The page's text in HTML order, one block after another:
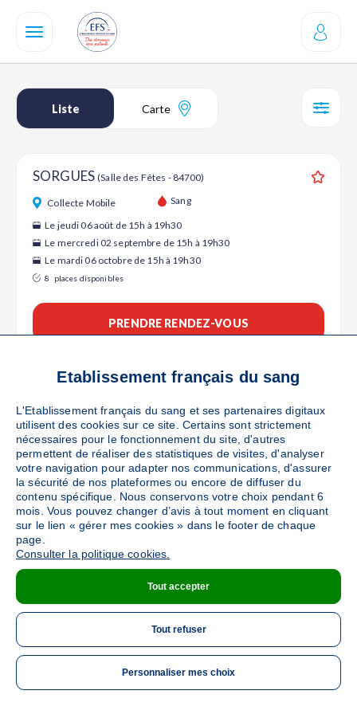
contenu
Liste Carte
ME
SORGUES(Salle des Fêtes - 84700)
Collecte Mobile Sang
Le jeudi 06 août de 15h à 19h30
Le mercredi 02 septembre de 15h à 19h30
Le mardi 06 octobre de 15h à 19h30
8 places disponibles
PRENDRE RENDEZ-VOUS
Etablissement français du sang
L'Etablissement français du sang et ses partenaires digitaux
utilisent des cookies sur ce site. Certains sont strictement
nécessaires pour le fonctionnement du site, d'autres
permettent de réaliser des statistiques de visites, d'analyser
votre navigation pour adapter nos communications, d'assurer
la sécurité de nos plateformes ou encore de diffuser du
contenu spécifique. Nous conservons votre choix pendant 6
mois. Vous pouvez changer d’avis à tout moment en cliquant
sur le lien « gérer mes cookies » dans le footer de chaque
page.
Consulter la politique cookies.
Tout accepter
Tout refuser
Personnaliser mes choix